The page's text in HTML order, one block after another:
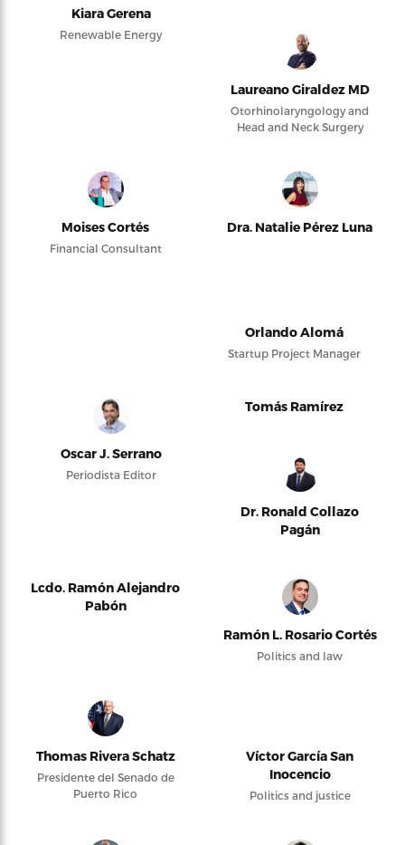
Kiara Gerena
Renewable Energy
Laureano Giraldez MD
Otorhinolaryngology and
Head and Neck Surgery
Moises Cortés
Financial Consultant
Dra. Natalie Pérez Luna
Orlando Alomá
Startup Project Manager
Oscar J. Serrano
Periodista Editor
Tomás Ramírez
Dr. Ronald Collazo
Pagán
Lcdo. Ramón Alejandro
Pabón
Ramón L. Rosario Cortés
Politics and law
Thomas Rivera Schatz
Presidente del Senado de
Puerto Rico
Víctor García San
Inocencio
Politics and justice